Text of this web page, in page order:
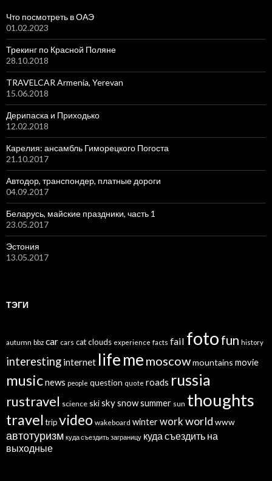
Что посмотреть в ОАЭ
01.02.2023
Трекинг по Красной Поляне
28.10.2018
TRAVELCAR Armenia, Yerevan
15.06.2018
Дерипаска и Приходько
12.02.2018
Карелия: ансамбль Гиморецкого Погоста
21.10.2017
Автодор, транспондер, платные дороги
04.09.2017
Беларусь, майские праздники, часть 1
23.05.2017
Эстония
13.05.2017
ТЭГИ
autumn bbz car cars catclouds experience facts fail foto fun history
interesting internet lifeme moscowmountains movie
musicnews people question quote roads russia
rustravel science skiskysnowsummer sun thoughts
travel tripvideo wakeboard winterwork world www
автотуризм куда съездить заграницу куда съездить на
выходные